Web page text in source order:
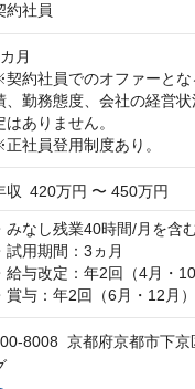
約社員
月
約社員でのオファーと
、勤務態度、会社の経営
はありません。
社員登用制度あり。
収 420万円 〜 450万円
みなし残業40時間/月を含
試用期間：3ヵ月
給与改定：年2回（4月・10
賞与：年2回（6月・12月）
8008 京都府京都市下京